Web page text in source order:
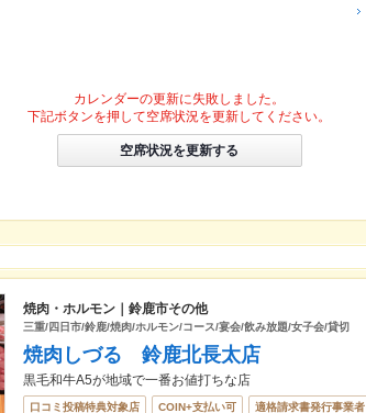
カレンダーの更新に失敗しました。
下記ボタンを押して空席状況を更新してください。
空席状況を更新する
焼肉・ホルモン｜鈴鹿市その他
三重/四日市/鈴鹿/焼肉/ホルモン/コース/宴会/飲み放題/女子会/貸切
焼肉しづる 鈴鹿北長太店
黒毛和牛A5が地域で一番お値打ちな店
口コミ投稿特典対象店 COIN+支払い可 適格請求書発行事業者